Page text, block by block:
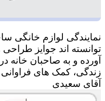
نمایندگی لوازم خانگی
توانسته اند جوایز
آورده و به صاحبان خانه
آقای سعیدی